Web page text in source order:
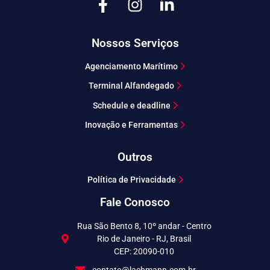
Nossos Serviços
Agenciamento Marítimo
Terminal Alfandegado
Schedule e deadline
Inovação e Ferramentas
Outros
Política de Privacidade
Fale Conosco
Rua São Bento 8, 10º andar - Centro
Rio de Janeiro - RJ, Brasil
CEP: 20090-010